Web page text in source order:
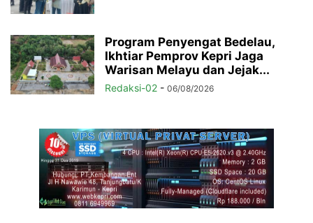
Program Penyengat Bedelau,
Ikhtiar Pemprov Kepri Jaga
Warisan Melayu dan Jejak...
Redaksi-02 - 06/08/2026